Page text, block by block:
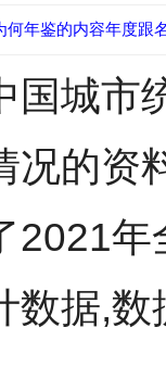
何年鉴的内容年度跟
国城
况的资
2021年
数据,数